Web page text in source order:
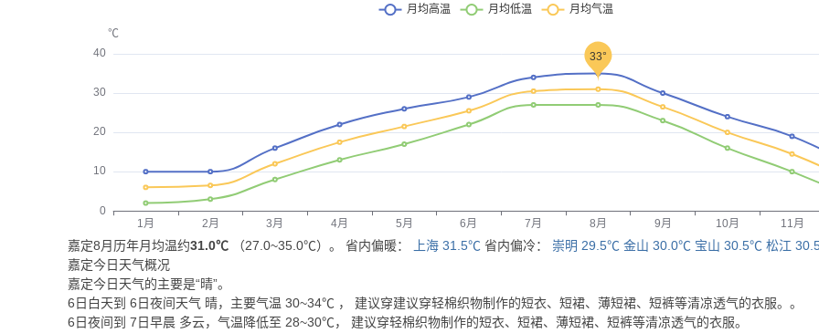
嘉定8月历年月均温约31.0℃ （27.0~35.0℃）。 省内偏暖： 上海 31.5℃ 省内偏冷： 崇明 29.5℃ 金山 30.0℃ 宝山 30.5℃ 松江
嘉定今日天气概况
嘉定今日天气的主要是“晴”。
6日白天到 6日夜间天气 晴，主要气温 30~34℃ ， 建议穿建议穿轻棉织物制作的短衣、短裙、薄短裙、短裤等清凉透气的衣服。 。
6日夜间到 7日早晨 多云，气温降低至 28~30℃， 建议穿轻棉织物制作的短衣、短裙、薄短裙、短裤等清凉透气的衣服。